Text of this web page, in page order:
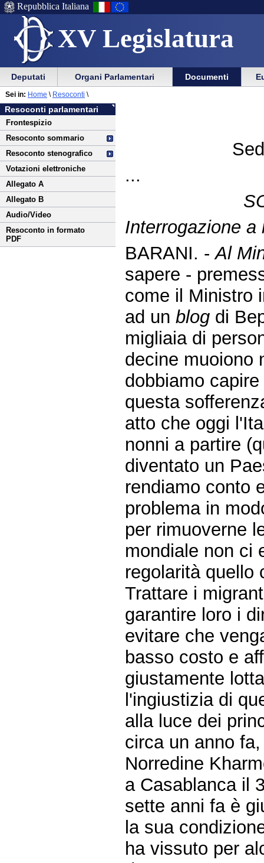
XV Legislatura
Menu
di
ausilio
alla
navigazione
Vai
Menu
di
navigazione
principale
Repubblica Italiana
Menu
di
navigazione
principale
Vai
menu
di
sezione
Deputati Organi Parlamentari Documenti
Vai
al
contenuto
Resoconti parlamentari
Frontespizio
Resoconto sommario
Resoconto stenografico
Votazioni elettroniche
Allegato A
Allegato B
Audio/Video
Resoconto in formato
PDF
Sei in: Home \ Resoconti \
...
Interrogazione
BARANI. -Al
sapere -
come il Ministro
ad unblog di
migliaia di
decine muoiono
dobbiamo
questa
atto che oggi
nonni a partire
diventato un
rendiamo conto
problema in
per rimuoverne
mondiale non ci
regolarità quello
Trattare i
garantire loro i
evitare che
basso costo e
giustamente
l'ingiustizia di
alla luce dei
circa un anno
Norredine
a Casablanca il
sette anni fa è
la sua
ha vissuto per